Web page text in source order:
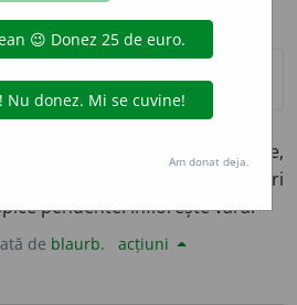
hort.). Plantă erbacee,
înaltă de 30 cm, cu ramuri
pendente. Înflorește vara.
de blaurb. acțiuni
Am donat deja.